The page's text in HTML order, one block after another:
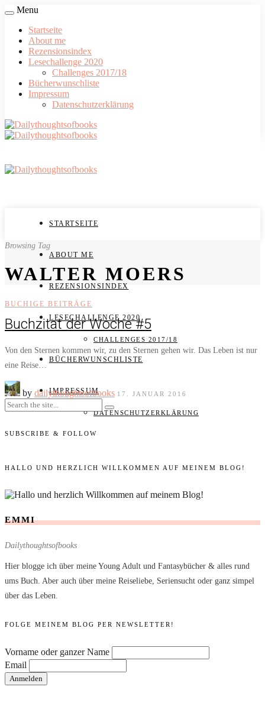
Menu
Startseite
About me
Rezensionsindex
Lesechallenge 2020
Challenges 2017/18
Bücherwunschliste
Impressum
Datenschutzerklärung
STARTSEITE
ABOUT ME
REZENSIONSINDEX
LESECHALLENGE 2020
CHALLENGES 2017/18
BÜCHERWUNSCHLISTE
IMPRESSUM
DATENSCHUTZERKLÄRUNG
Browsing Tag
WALTER MOERS
BUCHIGE BEITRÄGE
Buchzitat der Woche #5
Von den Sternen kommen wir, zu den Sternen gehen wir. Das Leben ist nur
eine Reise…
by dailythoughtsofbooks 17. JANUAR 2016
SUBSCRIBE & FOLLOW
HALLO UND HERZLICH WILLKOMMEN AUF MEINEM BLOG!
EMMI
Dailythoughtsofbooks
Hier blogge ich über meine Young Adult und Fantasybücher & alles rund
ums Buch. Aber auch über meine Reiseliebe, Seriensucht oder ganz simpel
über das Leben.
FOLGE MEINEM BLOG PER NEWSLETTER!
Vorname oder ganzer Name
Email